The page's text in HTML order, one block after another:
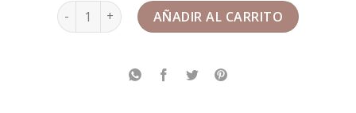
bff muñecas cantidadAÑADIR AL CARRITO